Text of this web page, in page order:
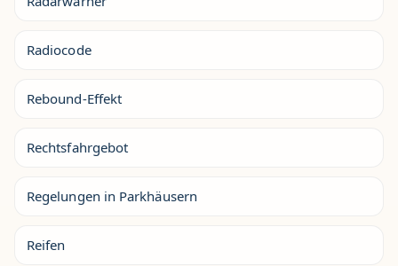
Radiocode
Rebound-Effekt
Rechtsfahrgebot
Regelungen in Parkhäusern
Reifen